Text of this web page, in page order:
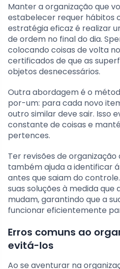
Manter a organização que
estabelecer requer hábitos
estratégia eficaz é realizar
de ordem no final do dia.
colocando coisas de volta
certificados de que as
objetos desnecessários.
Outra abordagem é o
por-um: para cada novo
outro similar deve sair. Isso
constante de coisas e
pertences.
Ter revisões de
também ajuda a identificar
antes que saiam do
suas soluções à medida que
mudam, garantindo que a
funcionar eficientemente
Erros comuns ao
evitá-los
Ao se aventurar na